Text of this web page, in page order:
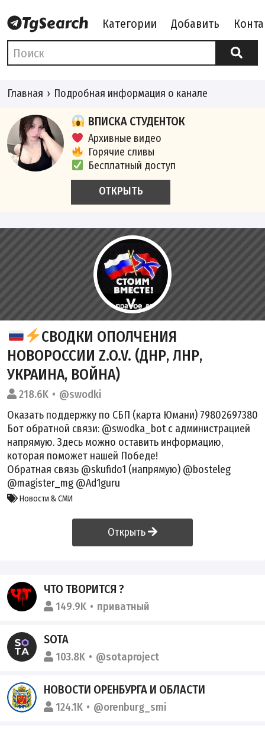
Категории Добавить
Главная Подробная информация о канале
ВПИСКА СТУДЕНТОК
Архивные видео
Горячие сливы
Бесплатный доступ
ОТКРЫТЬ
СВОДКИ ОПОЛЧЕНИЯ
НОВОРОССИИ Z.O.V. (ДНР, ЛНР,
УКРАИНА, ВОЙНА)
218.6K
@swodki
Оказать поддержку по СБП (карта Юмани) 79802697380
Бот обратной связи: @swodka_bot с администрацией
напрямую. Здесь можно оставить информацию,
которая поможет нашей Победе!
Обратная связь @skufido1 (напрямую) @bosteleg
@magister_mg @Ad1guru
Новости & СМИ
Открыть
ЧТО ТВОРИТСЯ ?
149.9K приватный
SOTA
103.8K @sotaproject
НОВОСТИ ОРЕНБУРГА И ОБЛАСТИ
124.1K @orenburg_smi